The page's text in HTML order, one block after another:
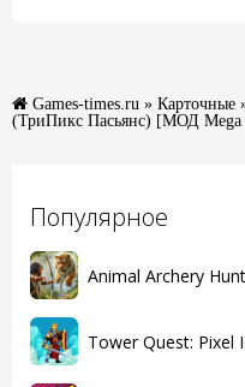
Популярное
Animal Archery
Tower Quest: Pixel
Games-times.ru » Карточные
(ТриПикс Пасьянс) [МОД Mega